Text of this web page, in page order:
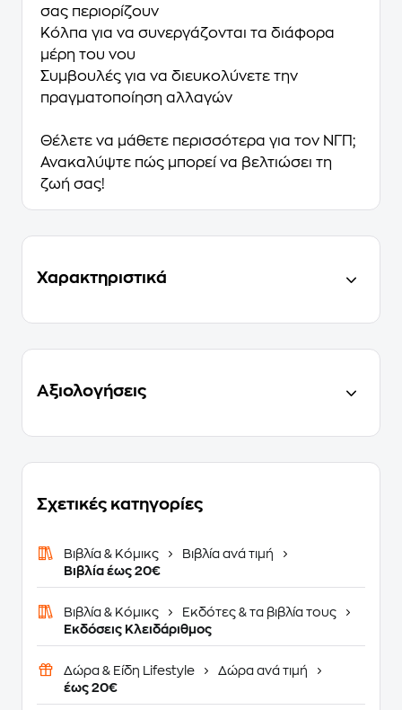
σας περιορίζουν
Κόλπα για να συνεργάζονται τα διάφορα
μέρη του νου
Συμβουλές για να διευκολύνετε την
πραγματοποίηση αλλαγών
Θέλετε να μάθετε περισσότερα για τον ΝΓΠ;
Ανακαλύψτε πώς μπορεί να βελτιώσει τη
ζωή σας!
Χαρακτηριστικά
Αξιολογήσεις
Σχετικές κατηγορίες
Βιβλία & Κόμικς
Βιβλία ανά τιμή
Βιβλία έως 20€
Βιβλία & Κόμικς
Εκδότες & τα βιβλία τους
Εκδόσεις Κλειδάριθμος
Δώρα & Είδη Lifestyle
Δώρα ανά τιμή
έως 20€